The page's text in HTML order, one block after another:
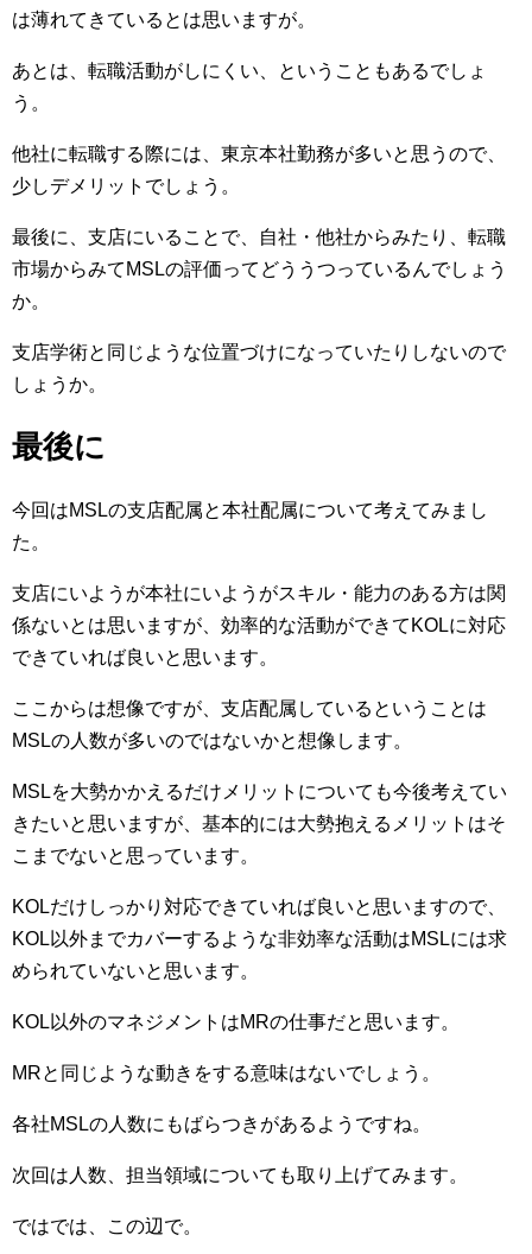
は薄れてきているとは思いますが。
あとは、転職活動がしにくい、ということもあるでしょ
う。
他社に転職する際には、東京本社勤務が多いと思うので、
少しデメリットでしょう。
最後に、支店にいることで、自社・他社からみたり、転職
市場からみてMSLの評価ってどううつっているんでしょう
か。
支店学術と同じような位置づけになっていたりしないので
しょうか。
最後に
今回はMSLの支店配属と本社配属について考えてみまし
た。
支店にいようが本社にいようがスキル・能力のある方は関
係ないとは思いますが、効率的な活動ができてKOLに対応
できていれば良いと思います。
ここからは想像ですが、支店配属しているということは
MSLの人数が多いのではないかと想像します。
MSLを大勢かかえるだけメリットについても今後考えてい
きたいと思いますが、基本的には大勢抱えるメリットはそ
こまでないと思っています。
KOLだけしっかり対応できていれば良いと思いますので、
KOL以外までカバーするような非効率な活動はMSLには求
められていないと思います。
KOL以外のマネジメントはMRの仕事だと思います。
MRと同じような動きをする意味はないでしょう。
各社MSLの人数にもばらつきがあるようですね。
次回は人数、担当領域についても取り上げてみます。
ではでは、この辺で。